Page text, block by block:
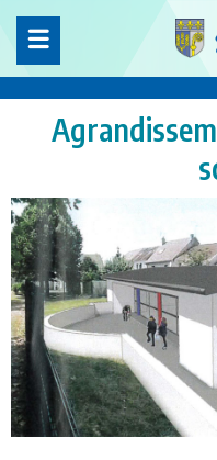
Panneau de gestion des